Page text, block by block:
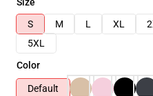
S
M L XL
5XL
Color
Default